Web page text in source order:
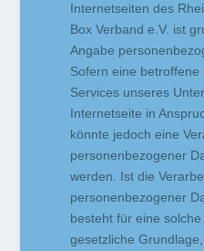
Internetseiten des
Box Verband e.V. ist
Angabe
Sofern eine betroffene
Services unseres
Internetseite in
könnte jedoch eine
personenbezogener
werden. Ist die
personenbezogener
besteht für eine
gesetzliche